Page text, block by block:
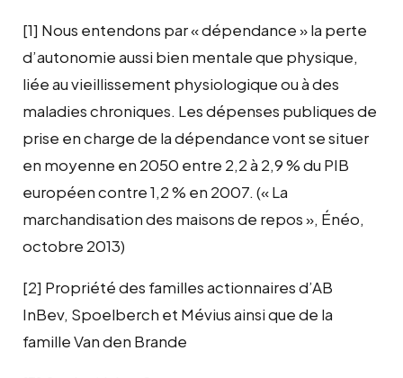
[1] Nous entendons par « dépendance » la perte
d’autonomie aussi bien mentale que physique,
liée au vieillissement physiologique ou à des
maladies chroniques. Les dépenses publiques de
prise en charge de la dépendance vont se situer
en moyenne en 2050 entre 2,2 à 2,9 % du PIB
européen contre 1,2 % en 2007. (« La
marchandisation des maisons de repos », Énéo,
octobre 2013)
[2] Propriété des familles actionnaires d’AB
InBev, Spoelberch et Mévius ainsi que de la
famille Van den Brande